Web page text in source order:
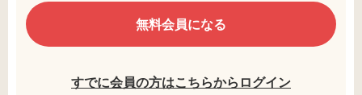
無料会員になる
すでに会員の方はこちらからログイン